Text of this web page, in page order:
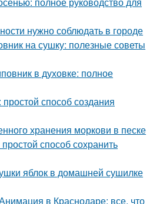
нужно соблюдать в городе
на сушку: полезные советы
в духовке: полное
способ создания
хранения моркови в песке
способ сохранить
яблок в домашней сушилке
в Краснодаре: все, что